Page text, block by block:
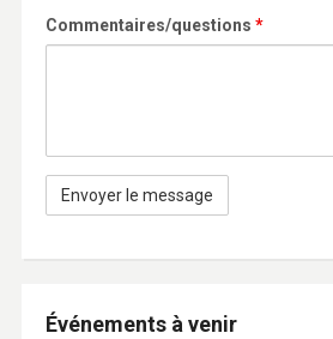
Commentaires/questions *
Événements à venir